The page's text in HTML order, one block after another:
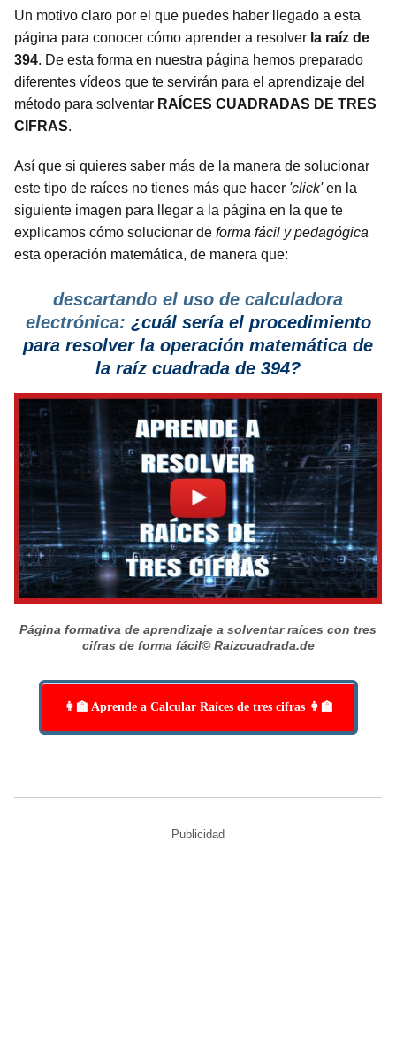
Un motivo claro por el que puedes haber llegado a esta
página para conocer cómo aprender a resolver la raíz de
394. De esta forma en nuestra página hemos preparado
diferentes vídeos que te servirán para el aprendizaje del
método para solventar RAÍCES CUADRADAS DE TRES
CIFRAS.
Así que si quieres saber más de la manera de solucionar
este tipo de raíces no tienes más que hacer 'click'en la
siguiente imagen para llegar a la página en la que te
explicamos cómo solucionar de forma fácil y pedagógica
esta operación matemática, de manera que:
descartando el uso de calculadora
electrónica: ¿cuál sería el procedimiento
para resolver la operación matemática de
la raíz cuadrada de 394?
Página formativa de aprendizaje a solventar raíces con tres
cifras de forma fácil© Raizcuadrada.de
👩‍🏫 Aprende a Calcular Raíces de tres cifras 👩‍🏫
Publicidad